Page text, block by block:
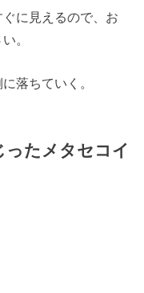
に見えるので、お
。
落ちていく。
ったメタセコイ